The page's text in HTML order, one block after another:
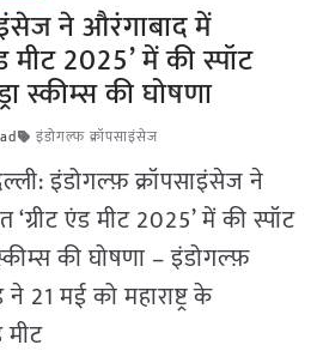
ने औरंगाबाद में
मीट 2025’ में की स्पॉट
स्कीम्स की घोषणा
इंडोगल्फ क्रॉपसाइंसेज
इंडोगल्फ़ क्रॉपसाइंसेज ने
एंड मीट 2025’ में की स्पॉट
की घोषणा – इंडोगल्फ़
21 मई को महाराष्ट्र के
मीट